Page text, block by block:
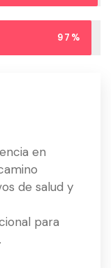
97%
en
de salud y
para